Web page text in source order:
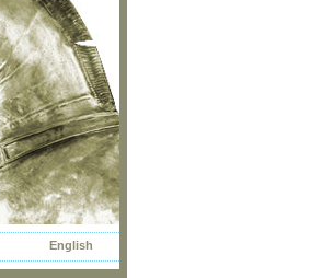
English